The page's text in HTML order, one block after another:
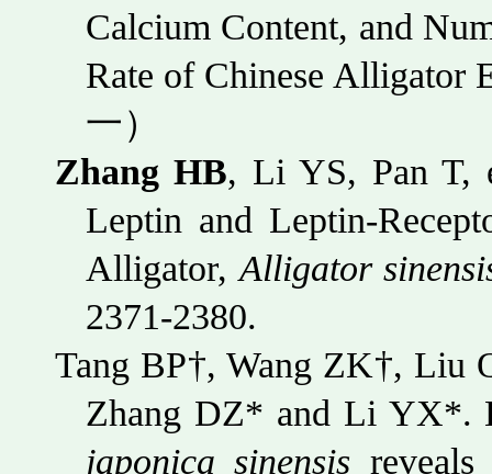
Calcium Content, and
Rate of Chinese Alligator
一）
Zhang HB, Li YS, Pan T,
Leptin and Leptin-
Alligator,Alligator
2371-2380.
Tang BP†, Wang ZK†, Liu
Zhang DZ* and Li YX*.
japonica sinensis